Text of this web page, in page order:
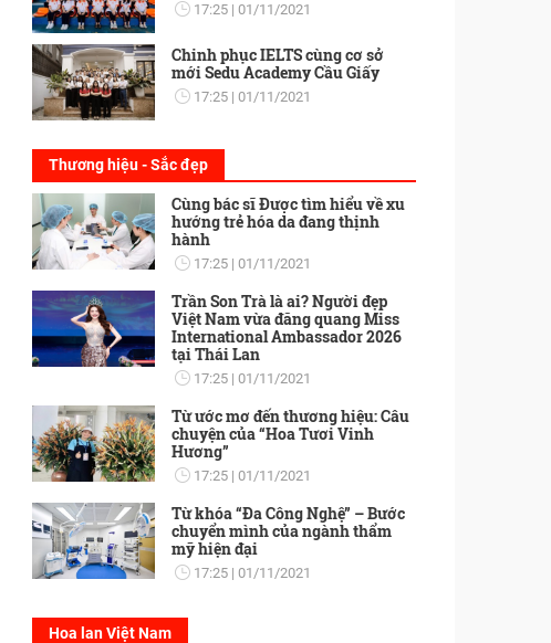
17:25 01/11/2021
Chinh phục IELTS cùng cơ sở
mới Sedu Academy Cầu Giấy
17:25 01/11/2021
Thương hiệu - Sắc đẹp
Cùng bác sĩ Được tìm hiểu về xu
hướng trẻ hóa da đang thịnh
hành
17:25 01/11/2021
Trần Son Trà là ai? Người đẹp
Việt Nam vừa đăng quang Miss
International Ambassador 2026
tại Thái Lan
17:25 01/11/2021
Từ ước mơ đến thương hiệu: Câu
chuyện của “Hoa Tươi Vinh
Hương”
17:25 01/11/2021
Từ khóa “Đa Công Nghệ” – Bước
chuyển mình của ngành thẩm
mỹ hiện đại
17:25 01/11/2021
Hoa lan Việt Nam